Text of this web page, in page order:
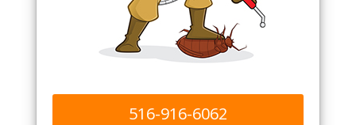
516-916-6062